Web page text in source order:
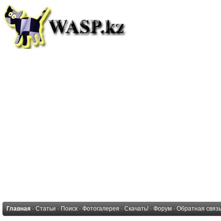
Главная · Статьи · Поиск · Фотогалерея · Скачать! · Форум · Обратная связь